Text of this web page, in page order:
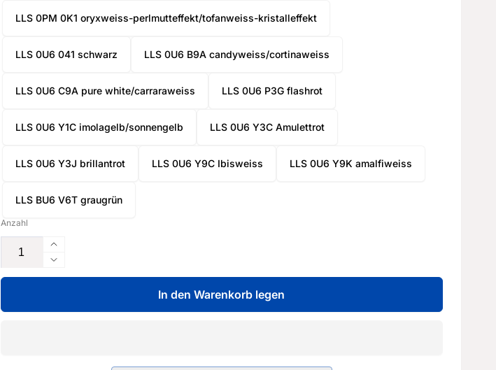
LLS 0PM 0K1 oryxweiss-perlmutteffekt/tofanweiss-kristalleffekt
LLS 0U6 041 schwarz LLS 0U6 B9A candyweiss/cortinaweiss
LLS 0U6 C9A pure white/carraraweiss LLS 0U6 P3G flashrot
LLS 0U6 Y1C imolagelb/sonnengelb LLS 0U6 Y3C Amulettrot
LLS 0U6 Y3J brillantrot LLS 0U6 Y9C Ibisweiss LLS 0U6 Y9K amalfiweiss
LLS BU6 V6T graugrün
Anzahl
Erhöhe
die
Menge
Lackspray
Verringere
die
für
In den Warenkorb legen